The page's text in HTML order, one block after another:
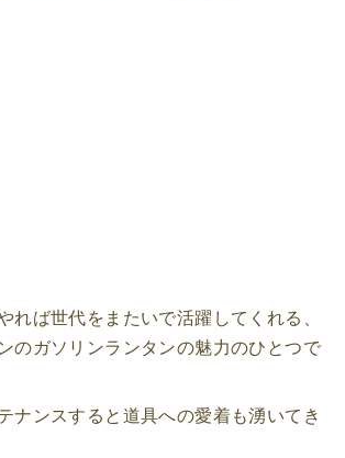
れば世代をまたいで活躍してくれる、
のガソリンランタンの魅力のひとつで
ナンスすると道具への愛着も湧いてき